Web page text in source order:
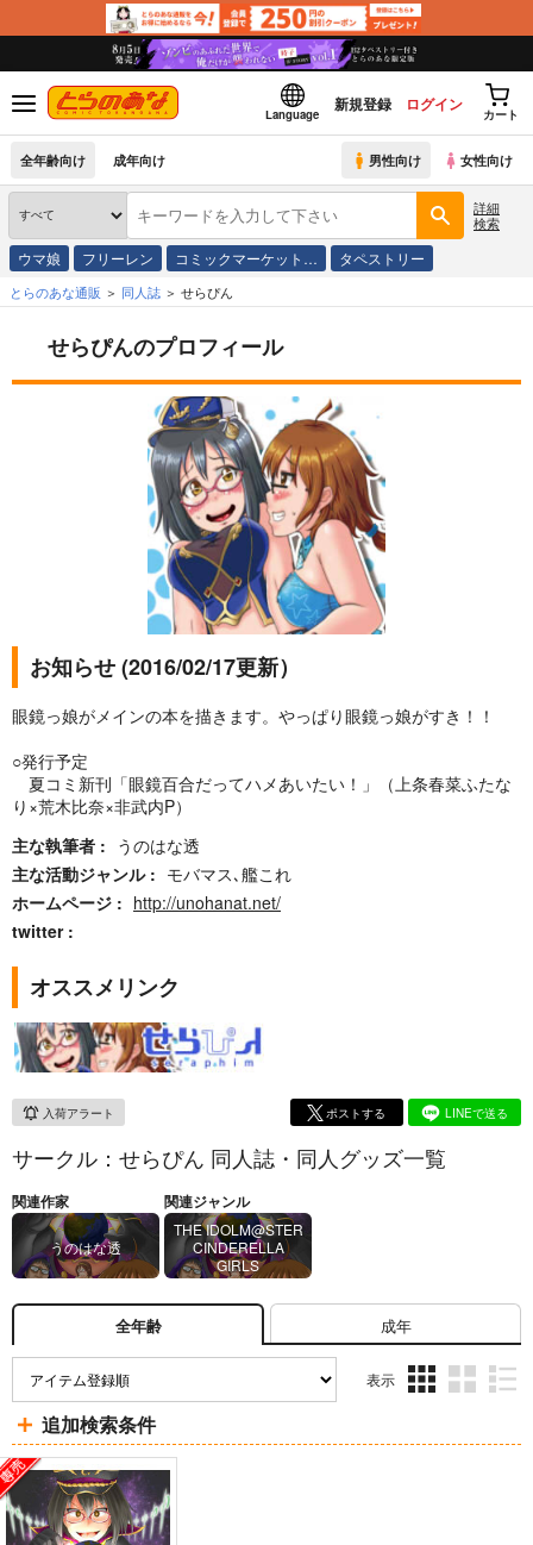
Language
新規登録 ログイン
カート
全年齢向け 成年向け 男性向け 女性向け
詳細
検索
ウマ娘 フリーレン コミックマーケット… タペストリー
とらのあな通販 同人誌 せらぴん
せらぴんのプロフィール
お知らせ (2016/02/17更新）
眼鏡っ娘がメインの本を描きます。やっぱり眼鏡っ娘がすき！！
○発行予定
夏コミ新刊「眼鏡百合だってハメあいたい！」（上条春菜ふたな
り×荒木比奈×非武内P）
主な執筆者
うのはな透
主な活動ジャンル
モバマス､艦これ
ホームページ
http://unohanat.net/
twitter
オススメリンク
入荷アラート ポストする LINEで送る
サークル：せらぴん 同人誌・同人グッズ一覧
関連作家
うのはな透
関連ジャンル
THE IDOLM@STER
CINDERELLA
GIRLS
全年齢 成年
表示
ム
ム
ム
追加検索条件